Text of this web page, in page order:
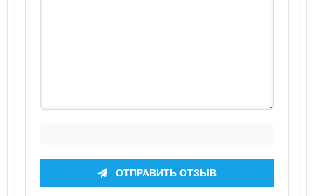
ОТПРАВИТЬ ОТЗЫВ